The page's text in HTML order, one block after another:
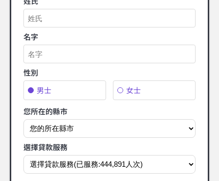
名字
性別
男士
女士
您所在的縣市
選擇貸款服務